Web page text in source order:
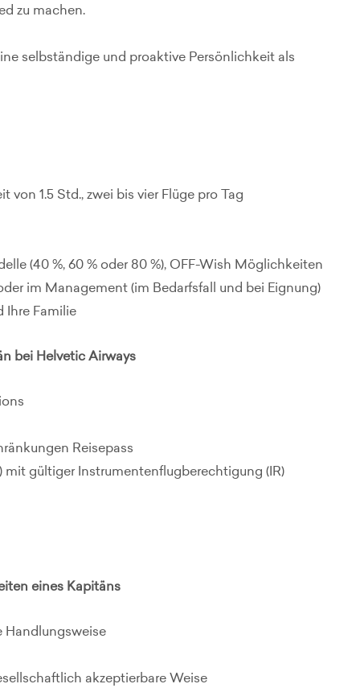
zu machen.
selbständige und proaktive Persönlichkeit als
1.5 Std., zwei bis vier Flüge pro Tag
(40 %, 60 % oder 80 %), OFF-Wish Möglichkeiten
im Management (im Bedarfsfall und bei Eignung)
Ihre Familie
bei Helvetic Airways
Reisepass
mit gültiger Instrumentenflugberechtigung (IR)
eines Kapitäns
Handlungsweise
akzeptierbare Weise